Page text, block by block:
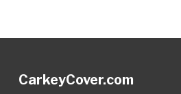
CarkeyCover.com